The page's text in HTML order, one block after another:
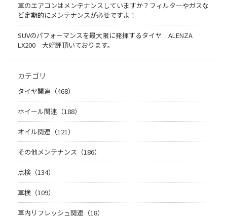
車のエアコンはメンテナンスしていますか？フィルターやガスな
ど定期的にメンテナンスが必要ですよ！
SUVのパフォーマンスを最大限に発揮するタイヤ ALENZA
LX200 大好評頂いております。
カテゴリ
タイヤ関連（468）
ホイール関連（188）
オイル関連（121）
その他メンテナンス（186）
点検（134）
車検（109）
車内リフレッシュ関連（18）